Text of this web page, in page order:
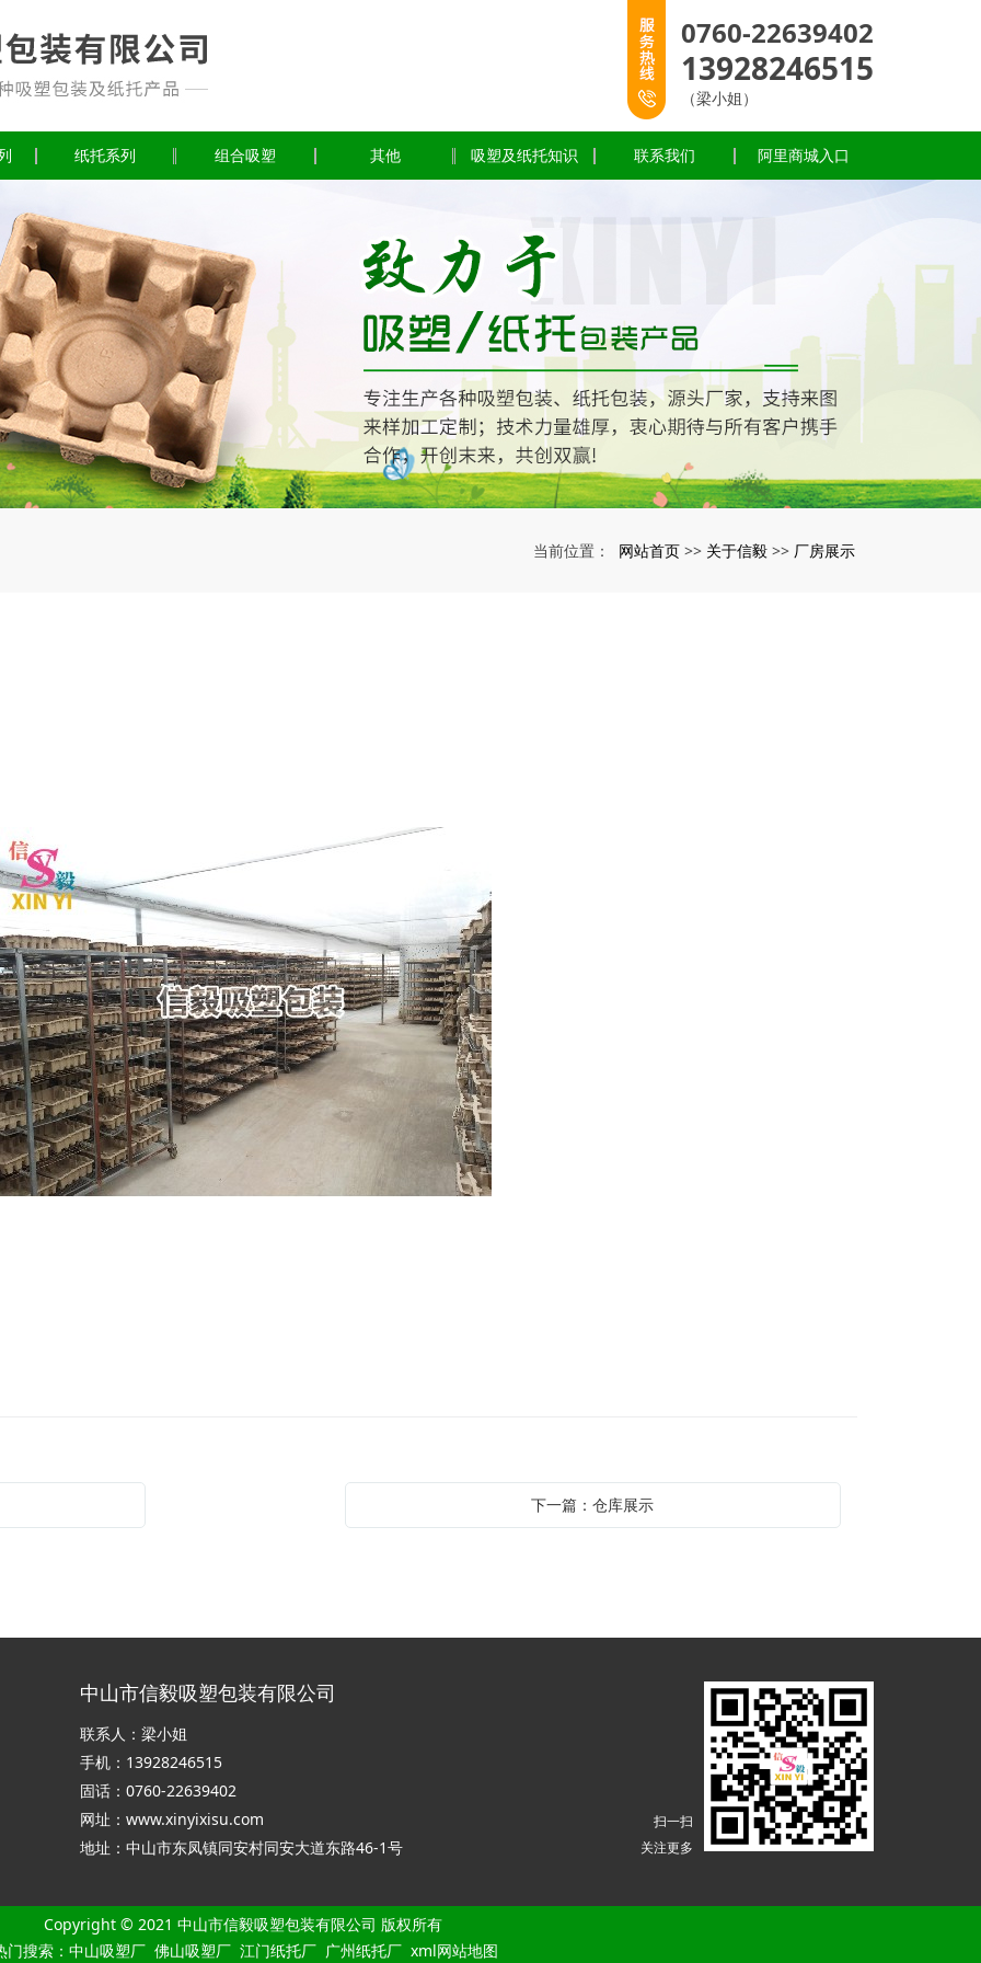
0760-22639402
13928246515
（梁小姐）
纸托系列 组合吸塑 其他 吸塑及纸托知识 联系我们 阿里商城入口
当前位置： 网站首页 >> 关于信毅 >> 厂房展示
下一篇：仓库展示
中山市信毅吸塑包装有限公司
联系人：梁小姐
手机：13928246515
固话：0760-22639402
网址： www.xinyixisu.com
地址：中山市东凤镇同安村同安大道东路46-1号
扫一扫
关注更多
Copyright © 2021 中山市信毅吸塑包装有限公司 版权所有
门搜索： 中山吸塑厂 佛山吸塑厂 江门纸托厂 广州纸托厂 xml网站地图